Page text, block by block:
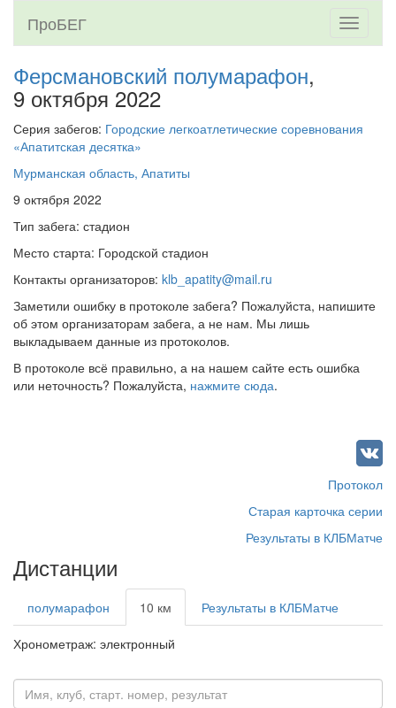
Toggle
ПроБЕГ
Ферсмановский полумарафон,
9 октября 2022
Серия забегов: Городские легкоатлетические соревнования
«Апатитская десятка»
Мурманская область, Апатиты
9 октября 2022
Тип забега: стадион
Место старта: Городской стадион
Контакты организаторов: klb_apatity@mail.ru
Заметили ошибку в протоколе забега? Пожалуйста, напишите
об этом организаторам забега, а не нам. Мы лишь
выкладываем данные из протоколов.
В протоколе всё правильно, а на нашем сайте есть ошибка
или неточность? Пожалуйста, нажмите сюда.
Протокол
Старая карточка серии
Результаты в КЛБМатче
Дистанции
полумарафон 10 км Результаты в КЛБМатче
Хронометраж: электронный